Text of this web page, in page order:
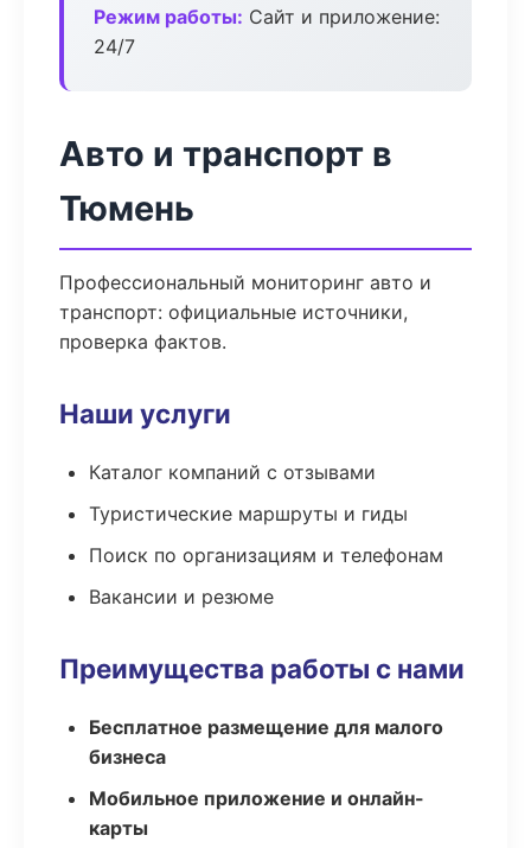
Режим работы: Сайт и приложение:
24/7
Авто и транспорт в
Тюмень
Профессиональный мониторинг авто и
транспорт: официальные источники,
проверка фактов.
Наши услуги
Каталог компаний с отзывами
Туристические маршруты и гиды
Поиск по организациям и телефонам
Вакансии и резюме
Преимущества работы с нами
Бесплатное размещение для малого
бизнеса
Мобильное приложение и онлайн-
карты